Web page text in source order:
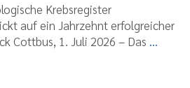
Krebsregister
auf ein Jahrzehnt erfolgreicher
Cottbus, 1. Juli 2026 – Das ...